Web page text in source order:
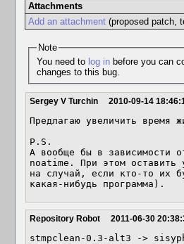
Attachments
Add an attachment(proposed patch,
Note
You need to log inbefore you can comment on or make
changes to this bug.
Sergey V Turchin 2010-09-14
Предлагаю увеличить
P.S.
А вообще бы в зависимости
noatime. При этом оставить
на случай, если кто-то их
какая-нибудь программа).
Repository Robot 2011-06-30
stmpclean-0.3-alt3 ->